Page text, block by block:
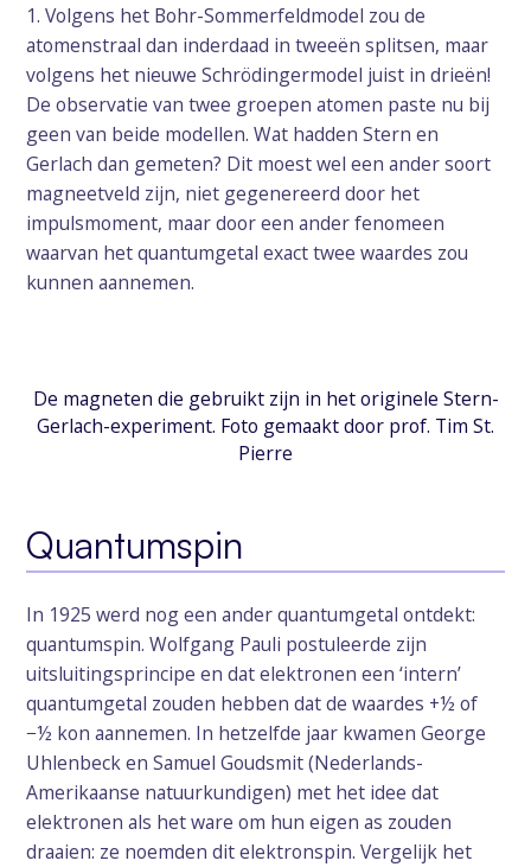
1. Volgens het Bohr-Sommerfeldmodel zou de
atomenstraal dan inderdaad in tweeën splitsen, maar
volgens het nieuwe Schrödingermodel juist in drieën!
De observatie van twee groepen atomen paste nu bij
geen van beide modellen. Wat hadden Stern en
Gerlach dan gemeten? Dit moest wel een ander soort
magneetveld zijn, niet gegenereerd door het
impulsmoment, maar door een ander fenomeen
waarvan het quantumgetal exact twee waardes zou
kunnen aannemen.
De magneten die gebruikt zijn in het originele Stern-
Gerlach-experiment. Foto gemaakt door prof. Tim St.
Pierre
Quantumspin
In 1925 werd nog een ander quantumgetal ontdekt:
quantumspin. Wolfgang Pauli postuleerde zijn
uitsluitingsprincipe en dat elektronen een ‘intern’
quantumgetal zouden hebben dat de waardes +½ of
−½ kon aannemen. In hetzelfde jaar kwamen George
Uhlenbeck en Samuel Goudsmit (Nederlands-
Amerikaanse natuurkundigen) met het idee dat
elektronen als het ware om hun eigen as zouden
draaien: ze noemden dit elektronspin. Vergelijk het